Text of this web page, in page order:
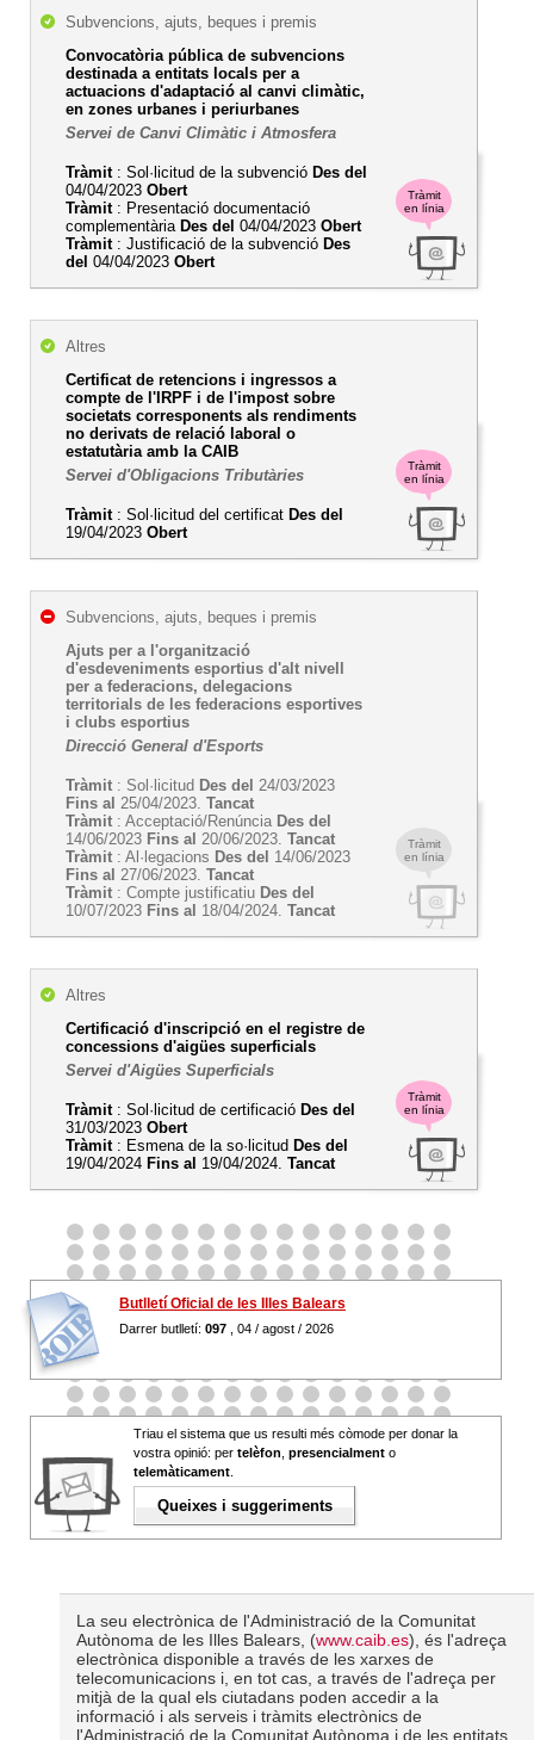
Tràmit
en línia
Subvencions, ajuts, beques i premis
Convocatòria pública de subvencions
destinada a entitats locals per a
actuacions d'adaptació al canvi climàtic,
en zones urbanes i periurbanes
Servei de Canvi Climàtic i Atmosfera
Tràmit: Sol·licitud de la subvenció Des del
04/04/2023 Obert
Tràmit: Presentació documentació
complementària Des del 04/04/2023 Obert
Tràmit: Justificació de la subvenció Des
del 04/04/2023 Obert
Tràmit
en línia
Altres
Certificat de retencions i ingressos a
compte de l'IRPF i de l'impost sobre
societats corresponents als rendiments
no derivats de relació laboral o
estatutària amb la CAIB
Servei d'Obligacions Tributàries
Tràmit: Sol·licitud del certificat Des del
19/04/2023 Obert
Tràmit
en línia
Subvencions, ajuts, beques i premis
Ajuts per a l'organització
d'esdeveniments esportius d'alt nivell
per a federacions, delegacions
territorials de les federacions esportives
i clubs esportius
Direcció General d'Esports
Tràmit : Sol·licitud Des del 24/03/2023
Fins al 25/04/2023. Tancat
Tràmit : Acceptació/Renúncia Des del
14/06/2023 Fins al 20/06/2023. Tancat
Tràmit : Al·legacions Des del 14/06/2023
Fins al 27/06/2023. Tancat
Tràmit : Compte justificatiu Des del
10/07/2023 Fins al 18/04/2024. Tancat
Tràmit
en línia
Altres
Certificació d'inscripció en el registre de
concessions d'aigües superficials
Servei d'Aigües Superficials
Tràmit: Sol·licitud de certificació Des del
31/03/2023 Obert
Tràmit: Esmena de la so·licitud Des del
19/04/2024 Fins al 19/04/2024. Tancat
Butlletí Oficial de les Illes Balears
Darrer butlletí: 097 , 04 / agost / 2026
Triau el sistema que us resulti més còmode per donar la
vostra opinió: per telèfon presencialment o
telemàticament
Queixes i suggeriments
La seu electrònica de l'Administració de la Comunitat
Autònoma de les Illes Balears, (www.caib.es), és l'adreça
electrònica disponible a través de les xarxes de
telecomunicacions i, en tot cas, a través de l'adreça per
mitjà de la qual els ciutadans poden accedir a la
informació i als serveis i tràmits electrònics de
l'Administració de la Comunitat Autònoma i de les entitats